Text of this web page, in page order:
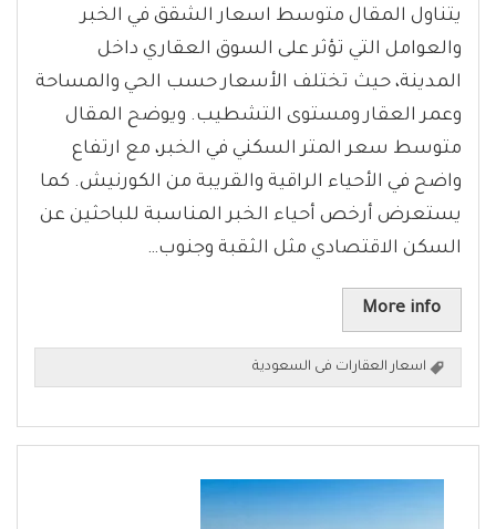
يتناول المقال متوسط اسعار الشقق في الخبر
والعوامل التي تؤثر على السوق العقاري داخل
المدينة، حيث تختلف الأسعار حسب الحي والمساحة
وعمر العقار ومستوى التشطيب. ويوضح المقال
متوسط سعر المتر السكني في الخبر، مع ارتفاع
واضح في الأحياء الراقية والقريبة من الكورنيش. كما
يستعرض أرخص أحياء الخبر المناسبة للباحثين عن
السكن الاقتصادي مثل الثقبة وجنوب…
More info
اسعار العقارات فى السعودية